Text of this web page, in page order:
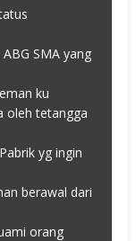
SMA yang
ku
oleh tetangga
yg ingin
berawal dari
orang